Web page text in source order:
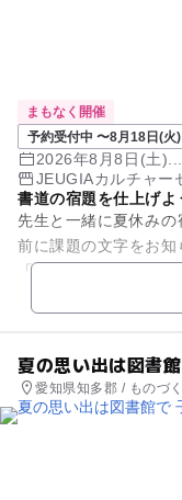
まもなく開催
予約受付中 〜8月18日(火)
2026年8月8日(土
JEUGIAカルチャ
書道の宿題を仕上げよ
先生と一緒に夏休み
前に課題の文字をお知
「とにかく名前を上
書き方を学びたい」
夏の思い出は図書
愛知県知多郡 / ものづ